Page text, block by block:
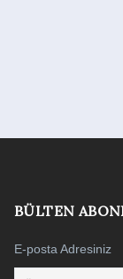
BÜLTEN
E-posta Adresiniz